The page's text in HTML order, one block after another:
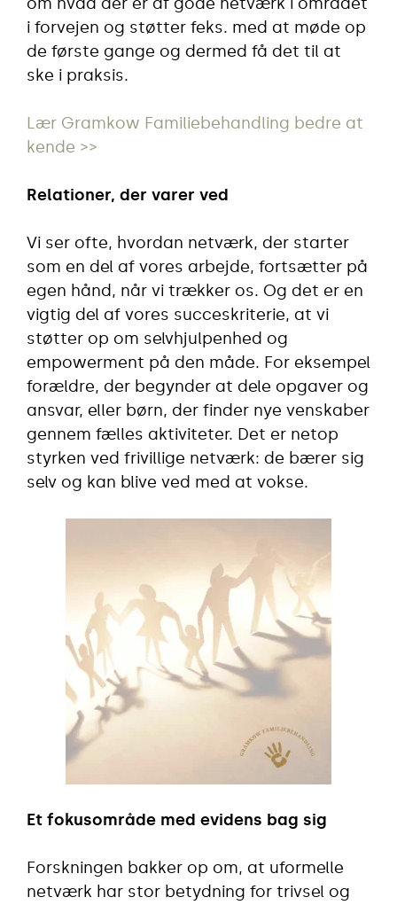
i forvejen og støtter feks. med at møde op
de første gange og dermed få det til at
ske i praksis.
Lær Gramkow Familiebehandling bedre at
kende >>
Relationer, der varer ved
Vi ser ofte, hvordan netværk, der starter
som en del af vores arbejde, fortsætter på
egen hånd, når vi trækker os. Og det er en
vigtig del af vores succeskriterie, at vi
støtter op om selvhjulpenhed og
empowerment på den måde. For eksempel
forældre, der begynder at dele opgaver og
ansvar, eller børn, der finder nye venskaber
gennem fælles aktiviteter. Det er netop
styrken ved frivillige netværk: de bærer sig
selv og kan blive ved med at vokse.
Et fokusområde med evidens bag sig
Forskningen bakker op om, at uformelle
netværk har stor betydning for trivsel og